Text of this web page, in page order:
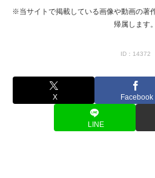
※当サイトで掲載している画像や動画の著
帰属します。
ID：14372
X Facebook
LINE